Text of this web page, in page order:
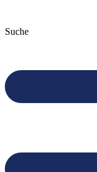
Suche